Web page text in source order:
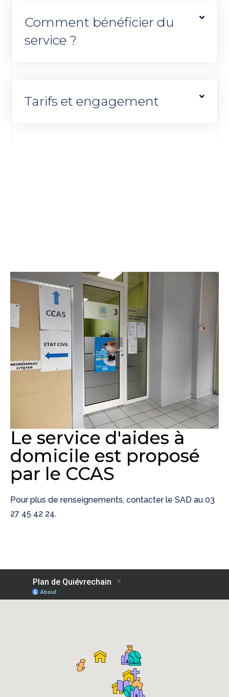
Comment bénéficier du
service ?
Tarifs et engagement
Le service d'aides à
domicile est proposé
par le CCAS
Pour plus de renseignements, contacter le SAD au 03
27 45 42 24.